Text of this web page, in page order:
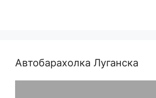
Автобарахолка Луганска